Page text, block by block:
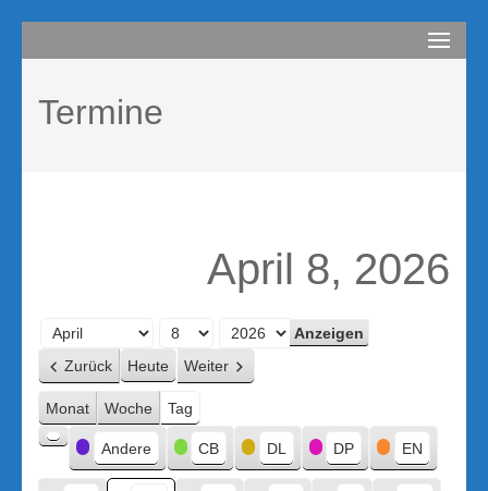
Inhalt
(Enter
drücken)
compurem
Termine
April 8, 2026
Monat
Tag
Jahr
Zurück Heute Weiter
Monat Woche Tag
Kategorien
Kategorie
ohne
Andere CB DL DP EN